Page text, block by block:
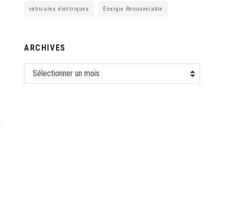
véhicules électriques Énergie Renouvelable
ARCHIVES
Sélectionner un mois